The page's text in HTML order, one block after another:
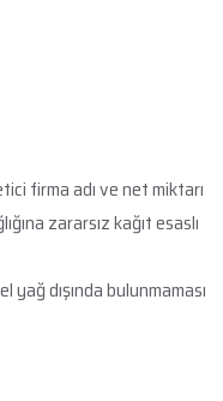
firma adı ve net miktarı
zararsız kağıt esaslı
dışında bulunmaması